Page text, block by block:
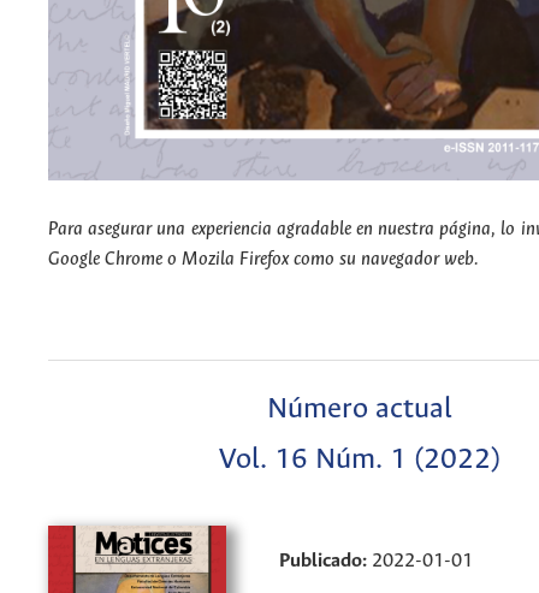
Para asegurar una experiencia agradable en nuestra página, lo
Google Chrome o Mozila Firefox como su navegador web.
Número actual
Vol. 16 Núm. 1 (2022)
Publicado: 2022-01-01